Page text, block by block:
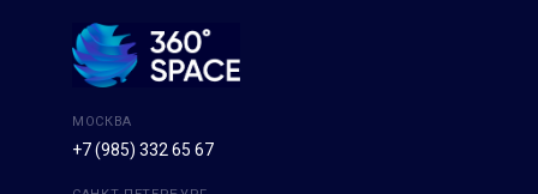
МОСКВА
+7 (985) 332 65 67